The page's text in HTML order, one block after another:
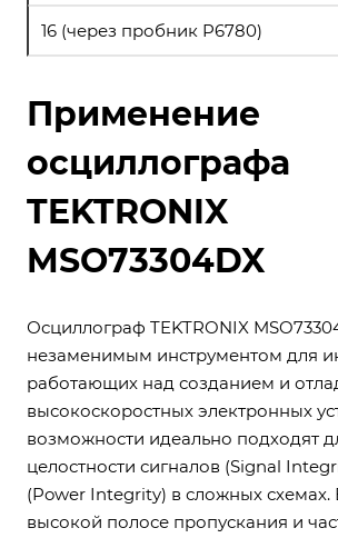
16 (через пробник P6780)
Применение
осциллографа
TEKTRONIX
MSO73304DX
Осциллограф TEKTRONIX
незаменимым инструментом для
работающих над созданием и
высокоскоростных электронных
возможности идеально подходят
целостности сигналов (Signal
(Power Integrity) в сложных схемах.
высокой полосе пропускания и